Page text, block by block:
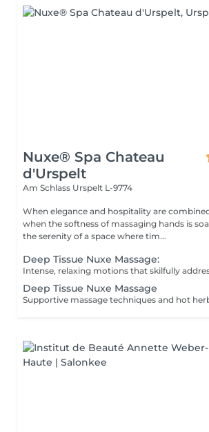
Nuxe® Spa Chateau
d'Urspelt
Am Schlass Urspelt L-9774
When elegance and hospitality are
when the softness of massaging hands is
the serenity of a space where tim...
Deep Tissue Nuxe Massage:
Deep Tissue Nuxe Massage